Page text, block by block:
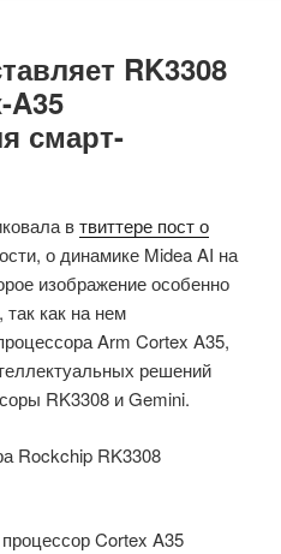
RK3308
A35
смарт-
втвиттере пост о
о динамике Midea AI на
изображение особенно
как на нем
Arm Cortex A35,
решений
RK3308 и Gemini.
Rockchip RK3308
Cortex A35